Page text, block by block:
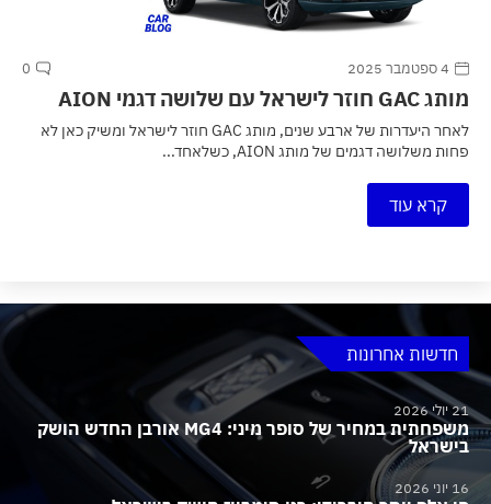
4 ספטמבר 2025 0
מותג GAC חוזר לישראל עם שלושה דגמי AION
לאחר היעדרות של ארבע שנים, מותג GAC חוזר לישראל ומשיק כאן לא
פחות משלושה דגמים של מותג AION, כשלאחד...
קרא עוד
חדשות אחרונות
21 יולי 2026
משפחתית במחיר של סופר מיני: MG4 אורבן החדש הושק
בישראל
16 יוני 2026